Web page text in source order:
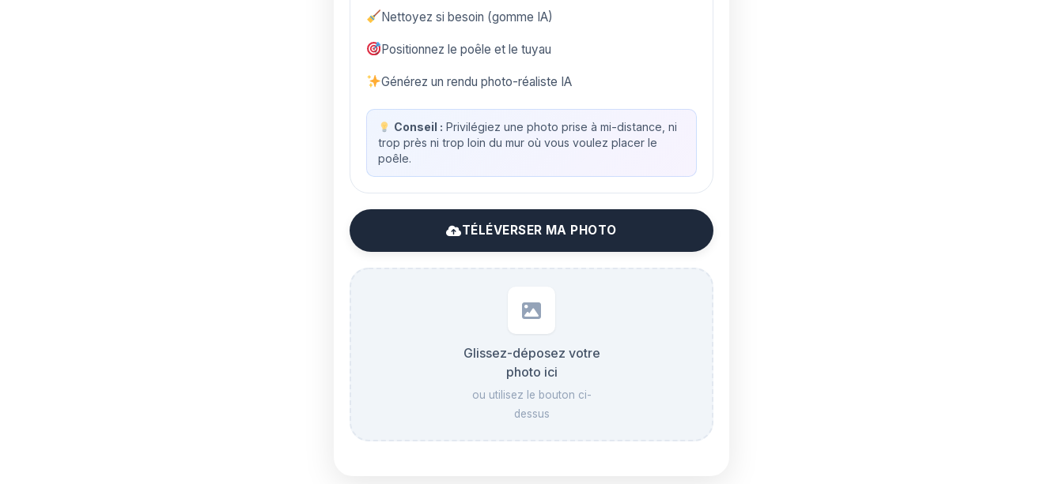
Nettoyez si besoin (gomme IA)
Positionnez le poêle et le tuyau
Générez un rendu photo-réaliste IA
Conseil : Privilégiez une photo prise à mi-distance, ni
trop près ni trop loin du mur où vous voulez placer le
poêle.
TÉLÉVERSER MA PHOTO
Glissez-déposez votre
photo ici
ou utilisez le bouton ci-
dessus